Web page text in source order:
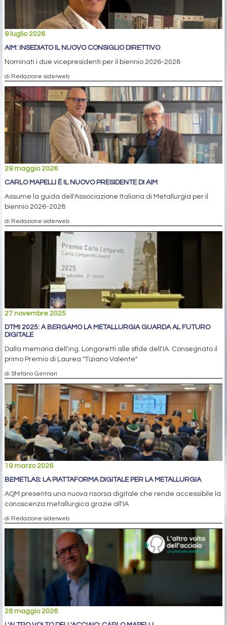
9 luglio 2026
AIM: INSEDIATO IL NUOVO CONSIGLIO DIRETTIVO
Nominati i due vicepresidenti per il biennio 2026-2028
di Redazione siderweb
29 maggio 2026
CARLO MAPELLI È IL NUOVO PRESIDENTE DI AIM
Assume la guida dell'Associazione Italiana di Metallurgia per il
biennio 2026-2028
di Redazione siderweb
27 novembre 2025
DTMI 2025: A BERGAMO LA METALLURGIA GUARDA AL FUTURO
DIGITALE
Dalla memoria dell'ing. Longaretti alle sfide dell'IA. Consegnato il
primo Premio di Laurea "Tiziano Valente"
di Stefano Gennari
19 marzo 2026
BEMETLAS: LA PIATTAFORMA DIGITALE PER LA METALLURGIA
AQM presenta una nuova risorsa digitale che rende accessibile la
conoscenza metallurgica grazie all'IA
di Redazione siderweb
28 maggio 2026